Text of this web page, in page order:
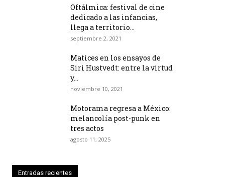
Oftálmica: festival de cine
dedicado a las infancias,
llega a territorio...
septiembre 2, 2021
Matices en los ensayos de
Siri Hustvedt: entre la virtud
y...
noviembre 10, 2021
Motorama regresa a México:
melancolía post-punk en
tres actos
agosto 11, 2025
Entradas recientes